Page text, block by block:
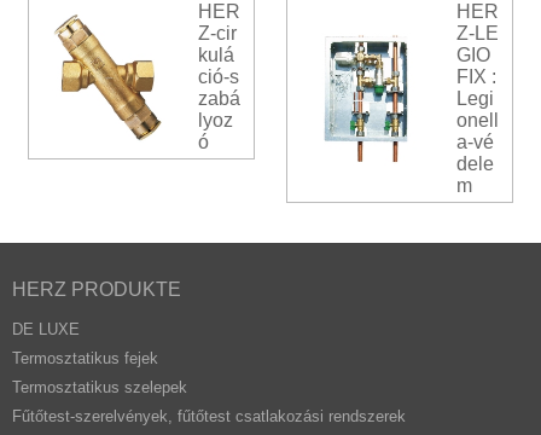
HER
Z-cir
kulá
ció-s
zabá
lyoz
ó
HER
Z-LE
GIO
FIX :
Legi
onell
a-vé
dele
m
HERZ PRODUKTE
DE LUXE
Termosztatikus fejek
Termosztatikus szelepek
Fűtőtest-szerelvények, fűtőtest csatlakozási rendszerek